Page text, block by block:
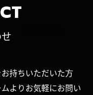
持ちいただいた方
よりお気軽にお問い